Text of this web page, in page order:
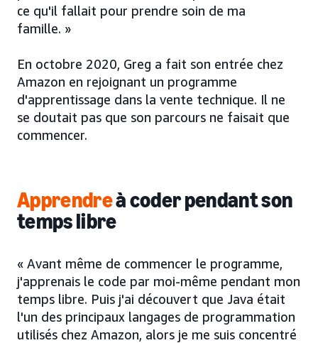
ce qu'il fallait pour prendre soin de ma
famille. »
En octobre 2020, Greg a fait son entrée chez
Amazon en rejoignant un programme
d'apprentissage dans la vente technique. Il ne
se doutait pas que son parcours ne faisait que
commencer.
Apprendreà coder pendant son
temps libre
« Avant même de commencer le programme,
j'apprenais le code par moi-même pendant mon
temps libre. Puis j'ai découvert que Java était
l'un des principaux langages de programmation
utilisés chez Amazon, alors je me suis concentré